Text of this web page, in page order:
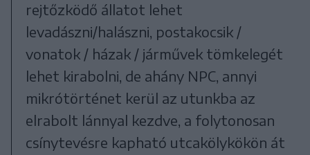
rejtőzködő állatot lehet
levadászni/halászni, postakocsik /
vonatok / házak / járművek tömkelegét
lehet kirabolni, de ahány NPC, annyi
mikrótörténet kerül az utunkba az
elrabolt lánnyal kezdve, a folytonosan
csínytevésre kapható utcakölykökön át